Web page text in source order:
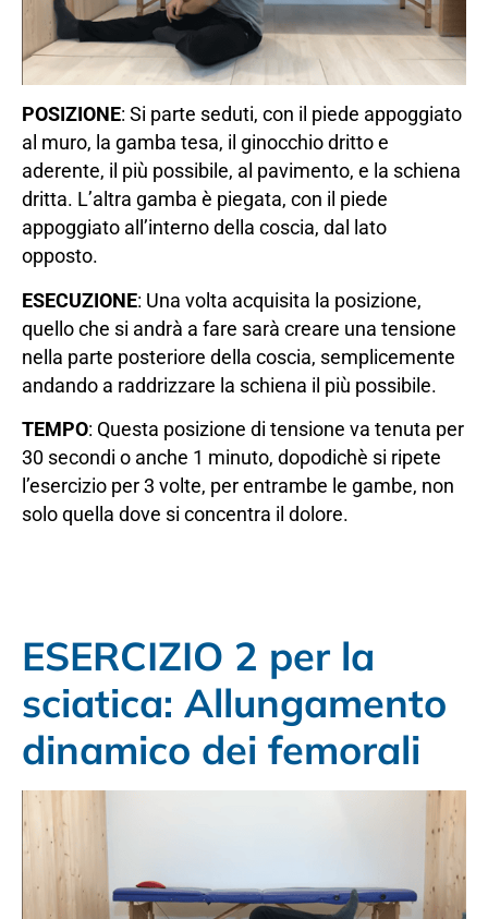
POSIZIONE: Si parte seduti, con il piede appoggiato
al muro, la gamba tesa, il ginocchio dritto e
aderente, il più possibile, al pavimento, e la schiena
dritta. L’altra gamba è piegata, con il piede
appoggiato all’interno della coscia, dal lato
opposto.
ESECUZIONE: Una volta acquisita la posizione,
quello che si andrà a fare sarà creare una tensione
nella parte posteriore della coscia, semplicemente
andando a raddrizzare la schiena il più possibile.
TEMPO: Questa posizione di tensione va tenuta per
30 secondi o anche 1 minuto, dopodichè si ripete
l’esercizio per 3 volte, per entrambe le gambe, non
solo quella dove si concentra il dolore.
ESERCIZIO 2 per la
sciatica: Allungamento
dinamico dei femorali